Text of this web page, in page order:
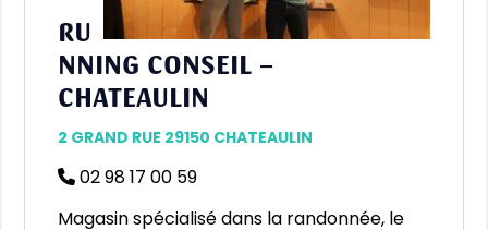
RU
NNING CONSEIL –
CHATEAULIN
2 GRAND RUE 29150 CHATEAULIN
02 98 17 00 59
Magasin spécialisé dans la randonnée, le